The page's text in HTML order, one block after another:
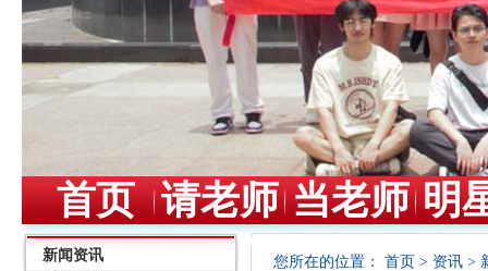
首页 请老师 当老师 明
新闻资讯
您所在的位置： 首页 > 资讯 >